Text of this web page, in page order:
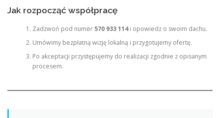
Jak rozpocząć współpracę
Zadzwoń pod numer 570 933 114i opowiedz o swoim dachu.
Umówimy bezpłatną wizję lokalną i przygotujemy ofertę.
Po akceptacji przystępujemy do realizacji zgodnie z opisanym
procesem.